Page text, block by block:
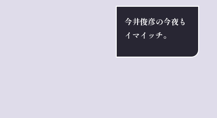
今井俊彦の今夜も
イマイッチ。